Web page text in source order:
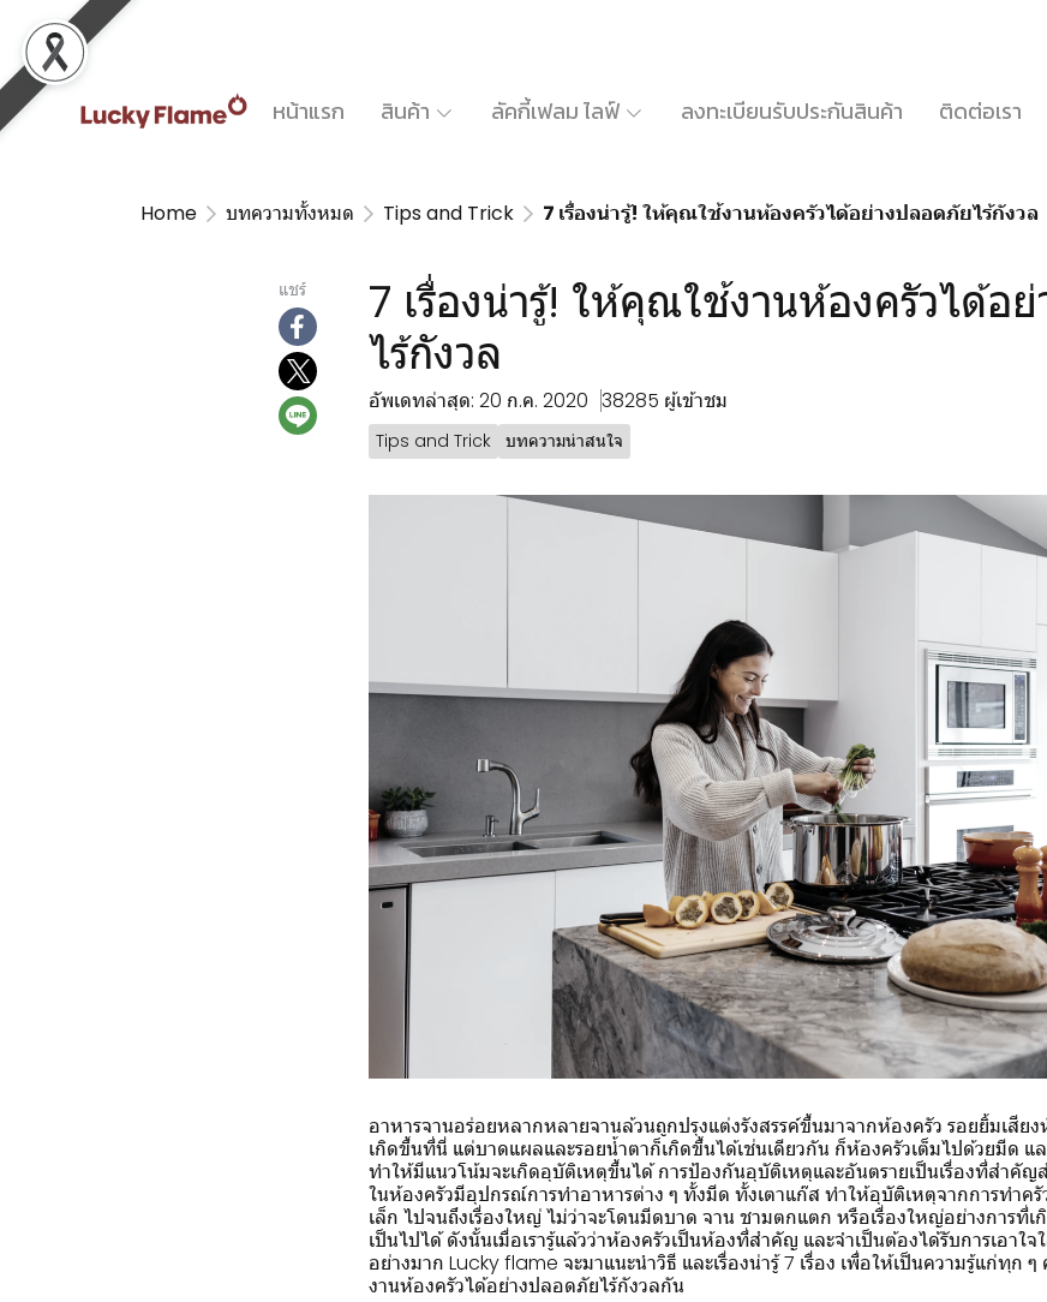
หน้าแรก สินค้า ลัคกี้เฟลม ไลฟ์ ลงทะเบียนรับประกันสินค้า ติดต่อเรา
Home บทความทั้งหมด Tips and Trick 7 เรื่องน่ารู้! ให้คุณใช้งานห้องครัวได้อย่างปลอดภัยไร้กังวล
แชร์
7 เรื่องน่ารู้! ให้คุณใช้งานห้องครัวได้อ
ไร้กังวล
อัพเดทล่าสุด: 20 ก.ค. 2020 38285 ผู้เข้าชม
Tips and Trick บทความน่าสนใจ
อาหารจานอร่อยหลากหลายจานล้วนถูกปรุงแต่งรังสรรค์ขึ้นมาจากห้องครัว รอยยิ้มเสียง
เกิดขึ้นที่นี่ แต่บาดแผลและรอยน้ำตาก็เกิดขึ้นได้เช่นเดียวกัน ก็ห้องครัวเต็มไปด้วยมีด แ
ทำให้มีแนวโน้มจะเกิดอุบัติเหตุขึ้นได้ การป้องกันอุบัติเหตุและอันตรายเป็นเรื่องที่สำคัญ
ในห้องครัวมีอุปกรณ์การทำอาหารต่าง ๆ ทั้งมีด ทั้งเตาแก๊ส ทำให้อุบัติเหตุจากการทำครั
เล็ก ไปจนถึงเรื่องใหญ่ ไม่ว่าจะโดนมีดบาด จาน ชามตกแตก หรือเรื่องใหญ่อย่างการที่
เป็นไปได้ ดังนั้นเมื่อเรารู้แล้วว่าห้องครัวเป็นห้องที่สำคัญ และจำเป็นต้องได้รับการเอาใจ
อย่างมาก Lucky flame จะมาแนะนำวิธี และเรื่องน่ารู้ 7 เรื่อง เพื่อให้เป็นความรู้แก่ทุก
งานห้องครัวได้อย่างปลอดภัยไร้กังวลกัน